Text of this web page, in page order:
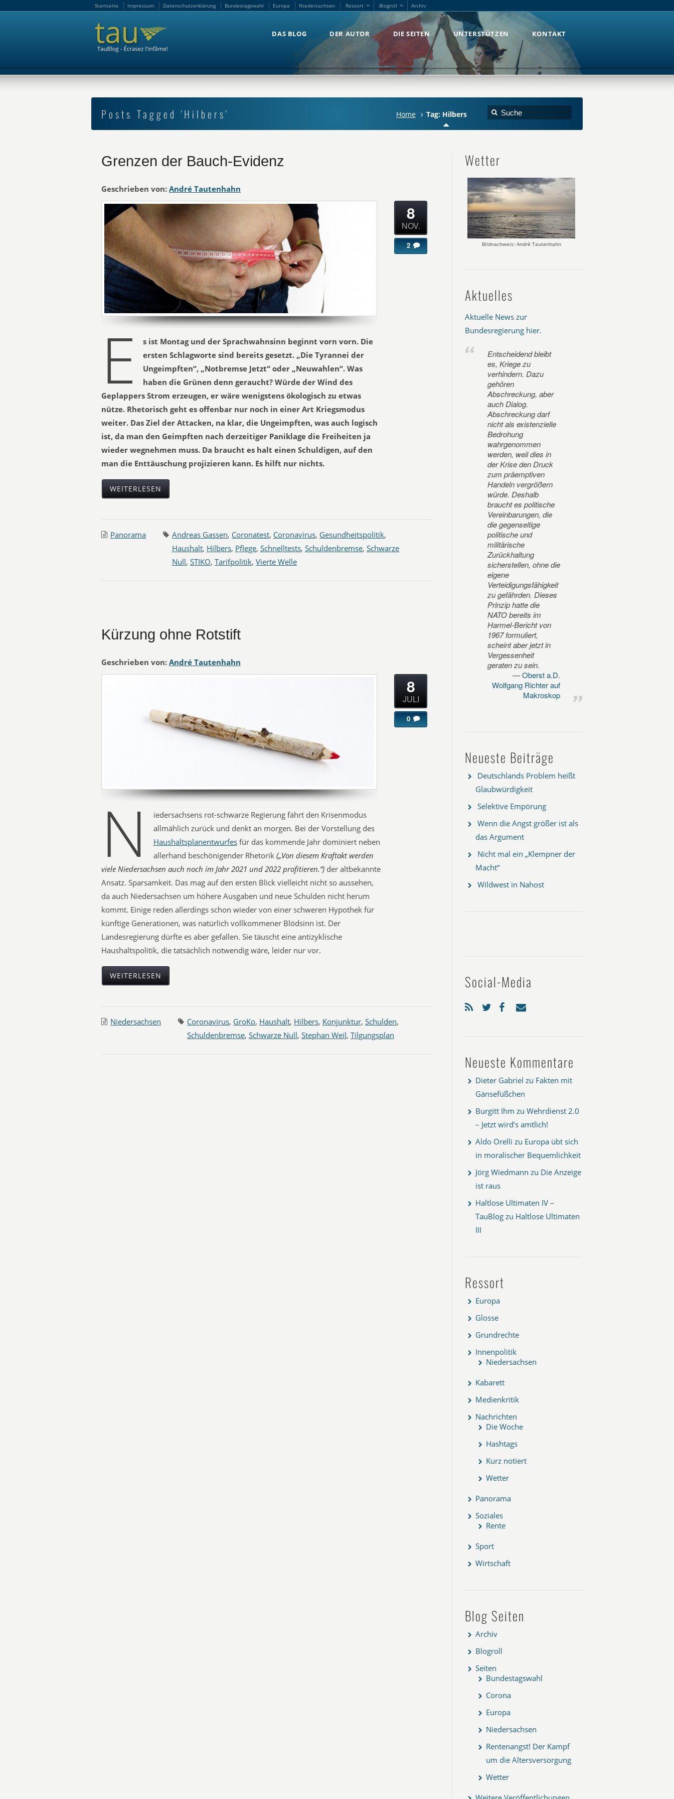
Startseite Impressum Datenschutzerklärung Bundestagswahl Europa Niedersachsen Ressort Blogroll Archiv
DAS BLOG DER AUTOR DIE SEITEN UNTERSTÜTZEN KONTAKT
Posts Tagged 'Hilbers' Home Tag: Hilbers
Grenzen der Bauch-Evidenz
Geschrieben von: André Tautenhahn
E
s ist Montag und der Sprachwahnsinn beginnt vorn vorn. Die
ersten Schlagworte sind bereits gesetzt. „Die Tyrannei der
Ungeimpften“, „Notbremse Jetzt“ oder „Neuwahlen“. Was
haben die Grünen denn geraucht? Würde der Wind des
Geplappers Strom erzeugen, er wäre wenigstens ökologisch zu etwas
nütze. Rhetorisch geht es offenbar nur noch in einer Art Kriegsmodus
weiter. Das Ziel der Attacken, na klar, die Ungeimpften, was auch logisch
ist, da man den Geimpften nach derzeitiger Paniklage die Freiheiten ja
wieder wegnehmen muss. Da braucht es halt einen Schuldigen, auf den
man die Enttäuschung projizieren kann. Es hilft nur nichts.
WEITERLESEN
8
NOV.
2
Panorama Andreas Gassen, Coronatest, Coronavirus, Gesundheitspolitik,
Haushalt, Hilbers, Pflege, Schnelltests, Schuldenbremse, Schwarze
Null, STIKO, Tarifpolitik, Vierte Welle
Kürzung ohne Rotstift
Geschrieben von: André Tautenhahn
N
iedersachsens rot-schwarze Regierung fährt den Krisenmodus
allmählich zurück und denkt an morgen. Bei der Vorstellung des
Haushaltsplanentwurfesfür das kommende Jahr dominiert neben
allerhand beschönigender Rhetorik („Von diesem Kraftakt werden
viele Niedersachsen auch noch im Jahr 2021 und 2022 profitieren.“) der altbekannte
Ansatz. Sparsamkeit. Das mag auf den ersten Blick vielleicht nicht so aussehen,
da auch Niedersachsen um höhere Ausgaben und neue Schulden nicht herum
kommt. Einige reden allerdings schon wieder von einer schweren Hypothek für
künftige Generationen, was natürlich vollkommener Blödsinn ist. Der
Landesregierung dürfte es aber gefallen. Sie täuscht eine antizyklische
Haushaltspolitik, die tatsächlich notwendig wäre, leider nur vor.
WEITERLESEN
8
JULI
0
Niedersachsen Coronavirus, GroKo, Haushalt, Hilbers, Konjunktur, Schulden,
Schuldenbremse, Schwarze Null, Stephan Weil, Tilgungsplan
Wetter
Bildnachweis: André Tautenhahn
Aktuelles
Aktuelle News zur
Bundesregierung hier.
Entscheidend bleibt
es, Kriege zu
verhindern. Dazu
gehören
Abschreckung, aber
auch Dialog.
Abschreckung darf
nicht als existenzielle
Bedrohung
wahrgenommen
werden, weil dies in
der Krise den Druck
zum präemptiven
Handeln vergrößern
würde. Deshalb
braucht es politische
Vereinbarungen, die
die gegenseitige
politische und
militärische
Zurückhaltung
sicherstellen, ohne die
eigene
Verteidigungsfähigkeit
zu gefährden. Dieses
Prinzip hatte die
NATO bereits im
Harmel-Bericht von
1967 formuliert,
scheint aber jetzt in
Vergessenheit
geraten zu sein.
Oberst a.D.
Wolfgang Richter auf
Makroskop
Neueste Beiträge
Deutschlands Problem heißt
Glaubwürdigkeit
Selektive Empörung
Wenn die Angst größer ist als
das Argument
Nicht mal ein „Klempner der
Macht“
Wildwest in Nahost
Social-Media
Neueste Kommentare
Dieter Gabriel zu Fakten mit
Gänsefüßchen
Burgitt Ihm zu Wehrdienst 2.0
– Jetzt wird’s amtlich!
Aldo Orelli zu Europa übt sich
in moralischer Bequemlichkeit
Jörg Wiedmann zu Die Anzeige
ist raus
Haltlose Ultimaten IV –
TauBlog zu Haltlose Ultimaten
III
Ressort
Europa
Glosse
Grundrechte
Innenpolitik
Niedersachsen
Kabarett
Medienkritik
Nachrichten
Die Woche
Hashtags
Kurz notiert
Wetter
Panorama
Soziales
Rente
Sport
Wirtschaft
Blog Seiten
Archiv
Blogroll
Seiten
Bundestagswahl
Corona
Europa
Niedersachsen
Rentenangst! Der Kampf
um die Altersversorgung
Wetter
Startseite Impressum Datenschutzerklärung Bundestagswahl Europa Niedersachsen Ressort Blogroll Archiv
DAS BLOG DER AUTOR DIE SEITEN UNTERSTÜTZEN KONTAKT